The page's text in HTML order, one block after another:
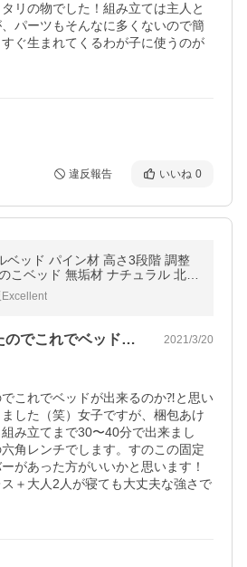
リの物でした！組み立ては主人と
パーツもそんなに多くないので簡
ぐ生まれてくるわが子に使うのが
違反報告 いいね 0
ベッド パイン材 高さ3段階 調整
こベッド 無垢材 ナチュラル 北欧
レーム 脚付きすのこベッド
コンパクトに届いたのでこれでベッドが出… 2021/3/20
これでベッドが出来るのか⁈と思い
した（笑）女子ですが、梱包あけ
み立てまで30〜40分で出来まし
角レンチでします。すのこの固定
があった方がいいかと思います！
＋大人2人が寝ても大丈夫な強さで